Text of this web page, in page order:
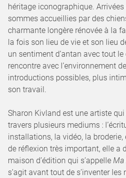
héritage iconographique.
sommes accueillies par des
charmante longère rénovée à la
la fois son lieu de vie et son lieu
un sentiment d’antan avec tout
rencontre avec l’environnement
introductions possibles, plus
son travail.
Sharon Kivland est une artiste
travers plusieurs mediums :
installations, la vidéo, la broderie,
de réflexion très important, elle a
maison d’édition qui s’appelle Ma
s’agit avant tout de s’inventer les